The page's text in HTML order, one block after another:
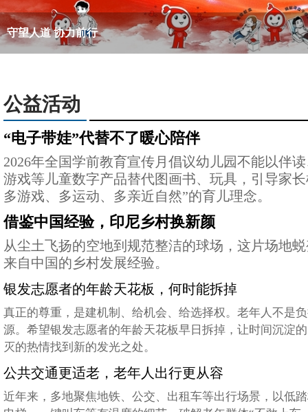
“文化小大使”品味中华文化，共绘友谊画卷
公益活动
“电子带娃”代替不了暖心陪伴
2026年全国学前教育宣传月倡议幼儿园不能以伴
游戏等儿童数字产品替代图画书、玩具，引导家
多游戏、多运动、多亲近自然”的育儿理念。
借鉴中国经验，印尼乡村换新颜
从尘土飞扬的空地到规范整洁的球场，这片场地
来自中国的乡村发展经验。
银发志愿者的年龄天花板，何时能拆掉
真正的尊重，是建机制、给机会、给选择权。老年人不是
源。希望银发志愿者的年龄天花板早日拆掉，让时间沉淀
灭的热情找到新的发光之处。
公共交通更适老，老年人出行更从容
近年来，多地聚焦地铁、公交、出租车等出行场景，以低